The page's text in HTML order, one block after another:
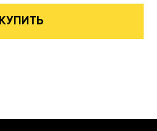
КУПИТЬ